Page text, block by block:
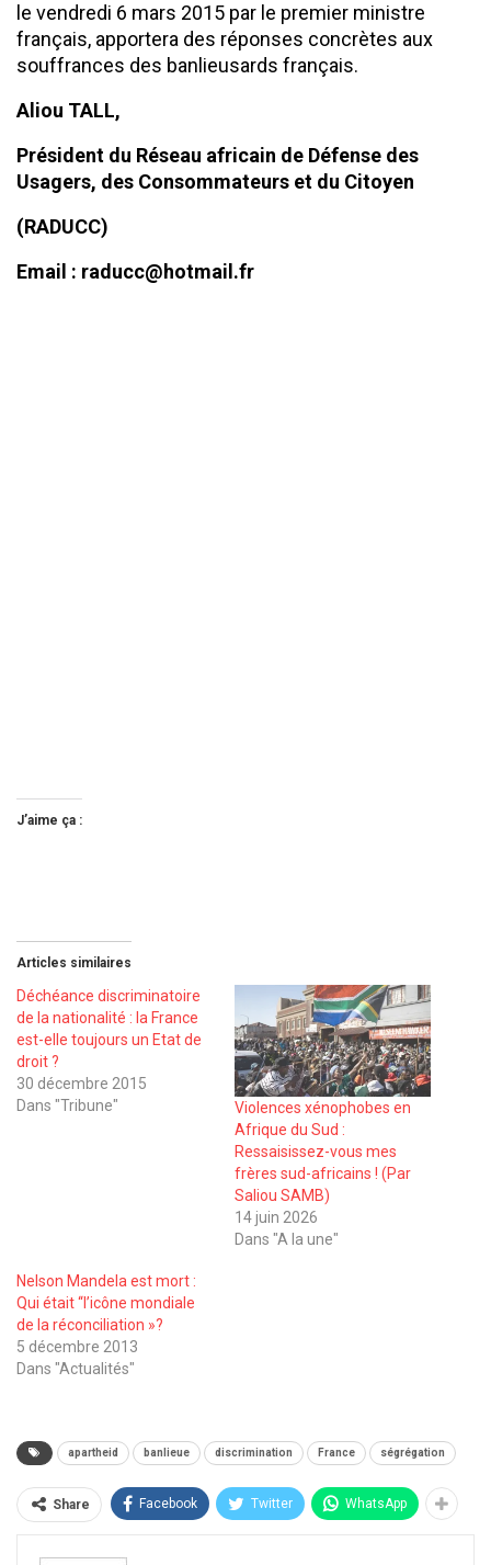
le vendredi 6 mars 2015 par le premier ministre
français, apportera des réponses concrètes aux
souffrances des banlieusards français.
Aliou TALL,
Président du Réseau africain de Défense des
Usagers, des Consommateurs et du Citoyen
(RADUCC)
Email : raducc@hotmail.fr
J’aime ça :
Articles similaires
Déchéance discriminatoire
de la nationalité : la France
est-elle toujours un Etat de
droit ?
30 décembre 2015
Dans "Tribune"
Violences xénophobes en
Afrique du Sud :
Ressaisissez-vous mes
frères sud-africains ! (Par
Saliou SAMB)
14 juin 2026
Dans "A la une"
Nelson Mandela est mort :
Qui était ‘‘l’icône mondiale
de la réconciliation »?
5 décembre 2013
Dans "Actualités"
apartheid banlieue discrimination France ségrégation
Share Facebook Twitter WhatsApp